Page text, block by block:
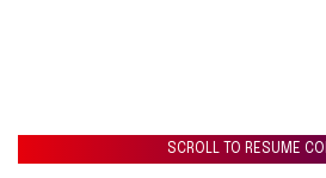
SCROLL TO RESUME